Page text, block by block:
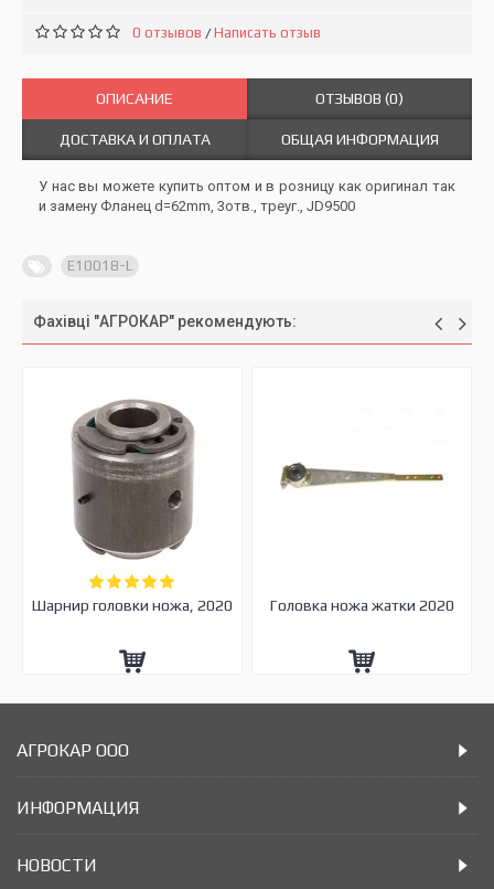
0 отзывов /Написать отзыв
ОПИСАНИЕ ОТЗЫВОВ (0)
ДОСТАВКА И ОПЛАТА ОБЩАЯ ИНФОРМАЦИЯ
У нас вы можете купить оптом и в розницу как оригинал так
и замену Фланец d=62mm, 3отв., треуг., JD9500
E10018-L
Фахівці "АГРОКАР" рекомендують:
Шарнир головки ножа, 2020 Головка ножа жатки 2020
АГРОКАР ООО
ИНФОРМАЦИЯ
НОВОСТИ